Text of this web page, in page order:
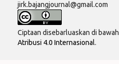
jirk.bajangjournal@gmail.com
Ciptaan disebarluaskan di bawah
Atribusi 4.0 Internasional.